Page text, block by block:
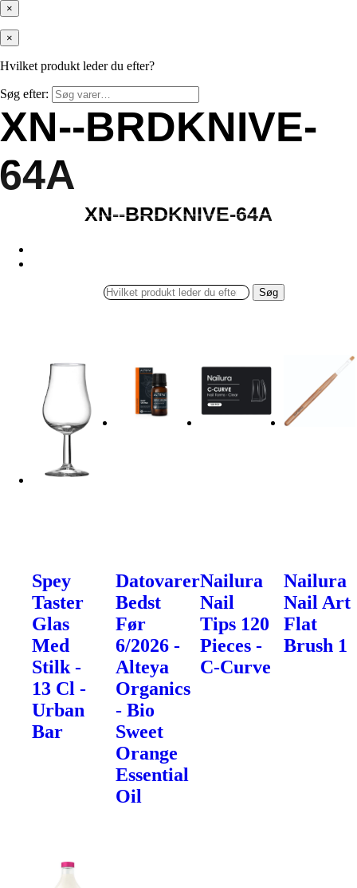
×
×
Hvilket produkt leder du efter?
Søg efter:
XN--BRDKNIVE-
64A
BRDKNIVE-
XN--BRDKNIVE-64A
XN--BRDKNIVE-64A
Søg
Spey
Taster
Glas
Med
Stilk -
13 Cl -
Urban
Bar
Datovarer
Bedst
Før
6/2026 -
Alteya
Organics
- Bio
Sweet
Orange
Essential
Oil
Nailura
Nail
Tips 120
Pieces -
C-Curve
Nailura
Nail Art
Flat
Brush 1